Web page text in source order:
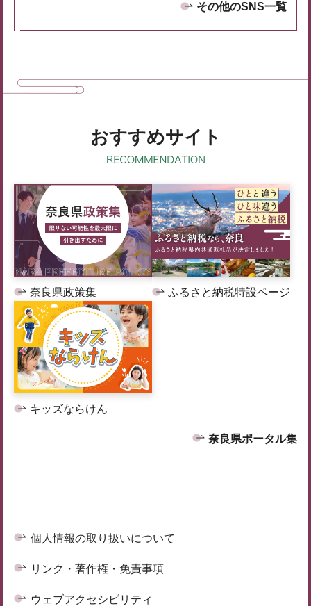
その他のSNS一覧
おすすめサイト
奈良県政策集 ふるさと納税特設ページ
キッズならけん
奈良県ポータル集
個人情報の取り扱いについて
リンク・著作権・免責事項
ウェブアクセシビリティ